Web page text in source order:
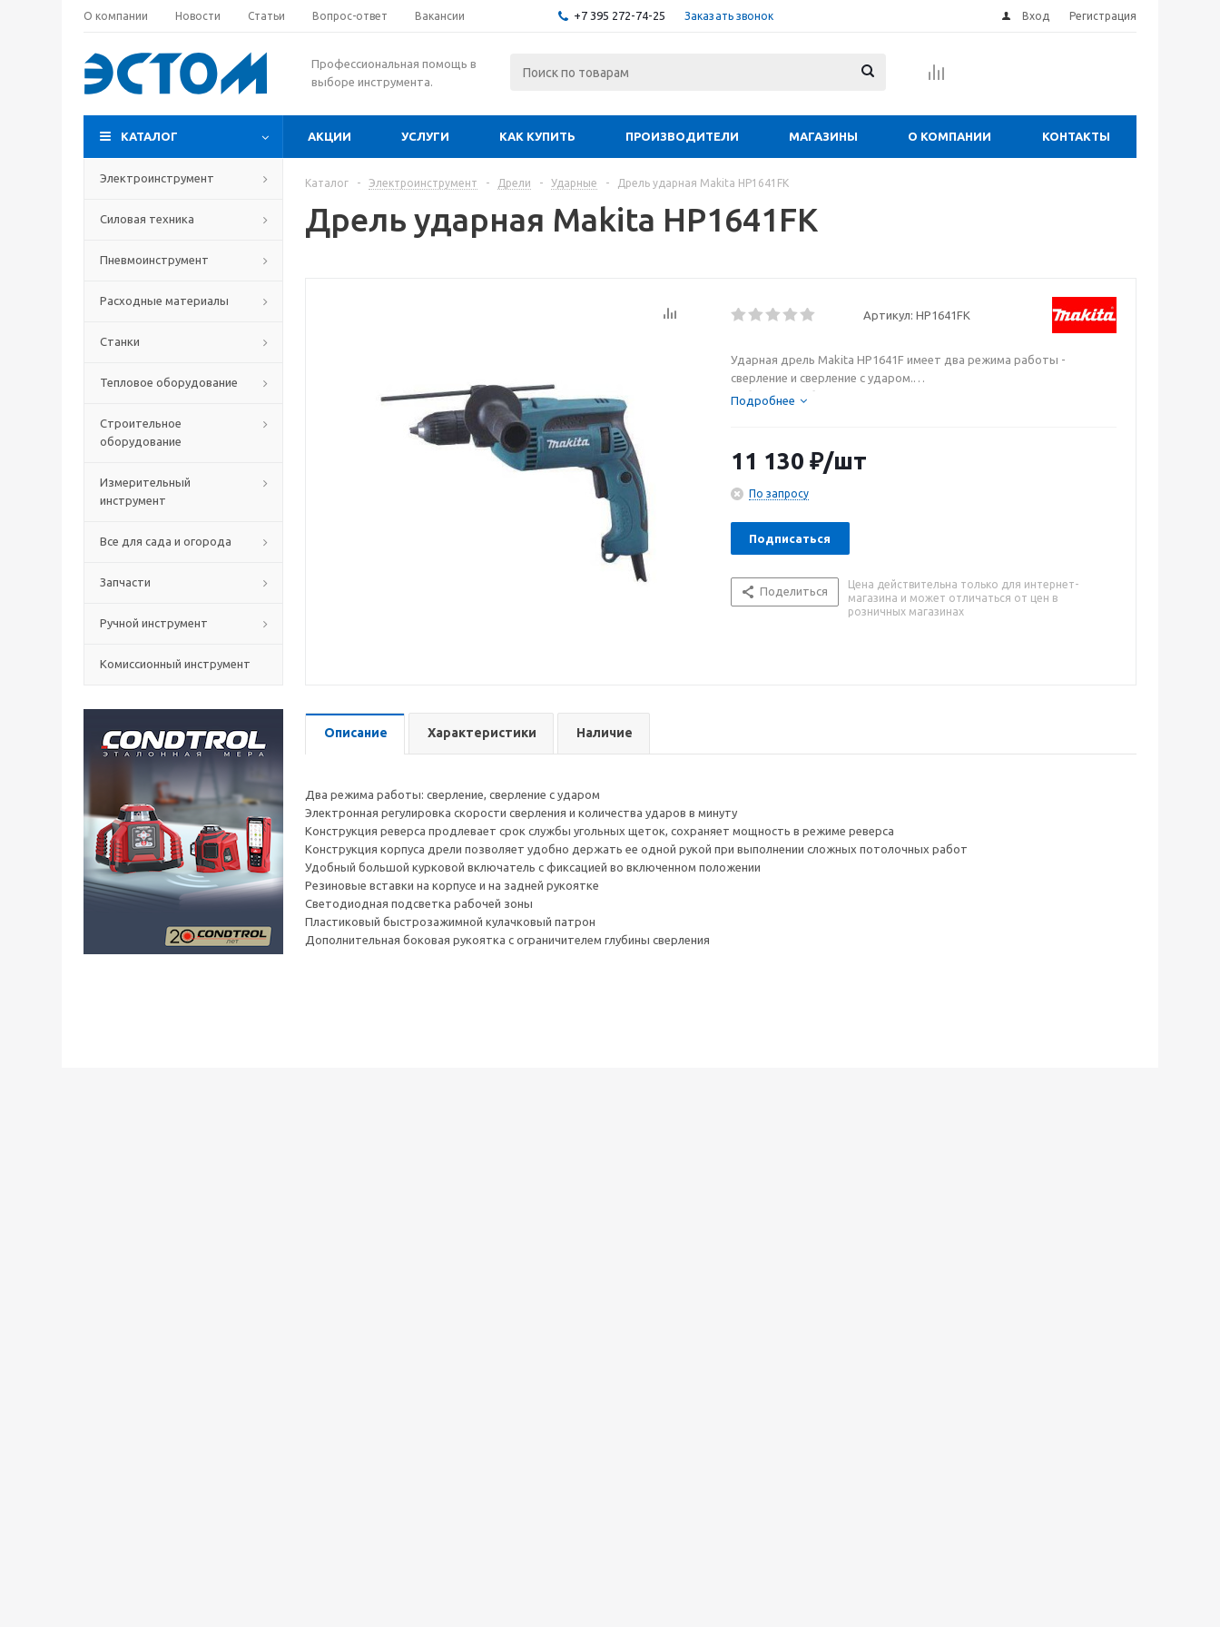
О компании Новости Статьи Вопрос-ответ Вакансии +7 395 272-74-25 Заказать звонок Вход Регистрация
Профессиональная помощь в
выборе инструмента.
КАТАЛОГ АКЦИИ УСЛУГИ КАК КУПИТЬ ПРОИЗВОДИТЕЛИ МАГАЗИНЫ О КОМПАНИИ КОНТАКТЫ
Электроинструмент
Силовая техника
Пневмоинструмент
Расходные материалы
Станки
Тепловое оборудование
Строительное
оборудование
Измерительный
инструмент
Все для сада и огорода
Запчасти
Ручной инструмент
Комиссионный инструмент
Каталог - Электроинструмент - Дрели - Ударные - Дрель ударная Makita HP1641FK
Дрель ударная Makita HP1641FK
Артикул: HP1641FK
Ударная дрель Makita HP1641F имеет два режима работы -
сверление и сверление с ударом.
Небольшие габариты дрели позволяют держать ее одной рукой.
подсветки - для более комфортной и точной работы.
Подробнее
11 130 ₽/шт
По запросу
Подписаться
Поделиться
Цена действительна только для интернет-
магазина и может отличаться от цен в
розничных магазинах
Описание Характеристики Наличие
Два режима работы: сверление, сверление с ударом
Электронная регулировка скорости сверления и количества ударов в минуту
Конструкция реверса продлевает срок службы угольных щеток, сохраняет мощность в режиме реверса
Конструкция корпуса дрели позволяет удобно держать ее одной рукой при выполнении сложных потолочных работ
Удобный большой курковой включатель с фиксацией во включенном положении
Резиновые вставки на корпусе и на задней рукоятке
Светодиодная подсветка рабочей зоны
Пластиковый быстрозажимной кулачковый патрон
Дополнительная боковая рукоятка с ограничителем глубины сверления